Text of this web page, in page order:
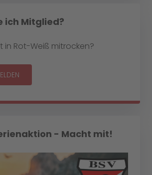
ich Mitglied?
in Rot-Weiß mitrocken?
- Macht mit!